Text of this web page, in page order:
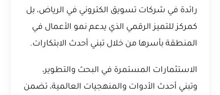
رائدة في شركات تسويق الكتروني في الرياض، بل
كمركز للتميز الرقمي الذي يدعم نمو الأعمال في
المنطقة بأسرها من خلال تبني أحدث الابتكارات.
الاستثمارات المستمرة في البحث والتطوير،
وتبني أحدث الأدوات والمنهجيات العالمية، تضمن